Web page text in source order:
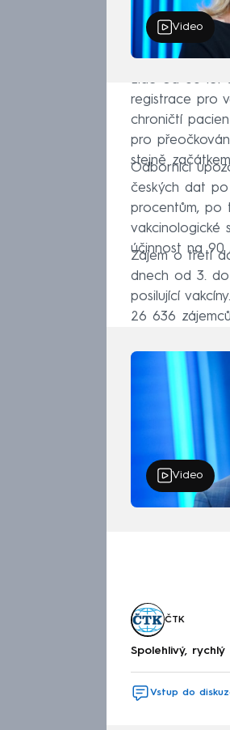
Video
Lidé od 60 let
registrace pro
chroničtí
pro
stejně
Odborníci
českých dat
procentům, po
vakcinologické
účinnost na 90
Zájem o třetí
dnech od 3.
posilující
26 636
Video
ČTK
Spolehlivý,
Vstup do